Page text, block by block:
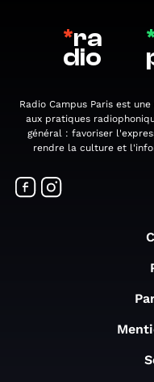
*ra
dio
Radio Campus Paris est
aux pratiques
général : favoriser
rendre la culture et